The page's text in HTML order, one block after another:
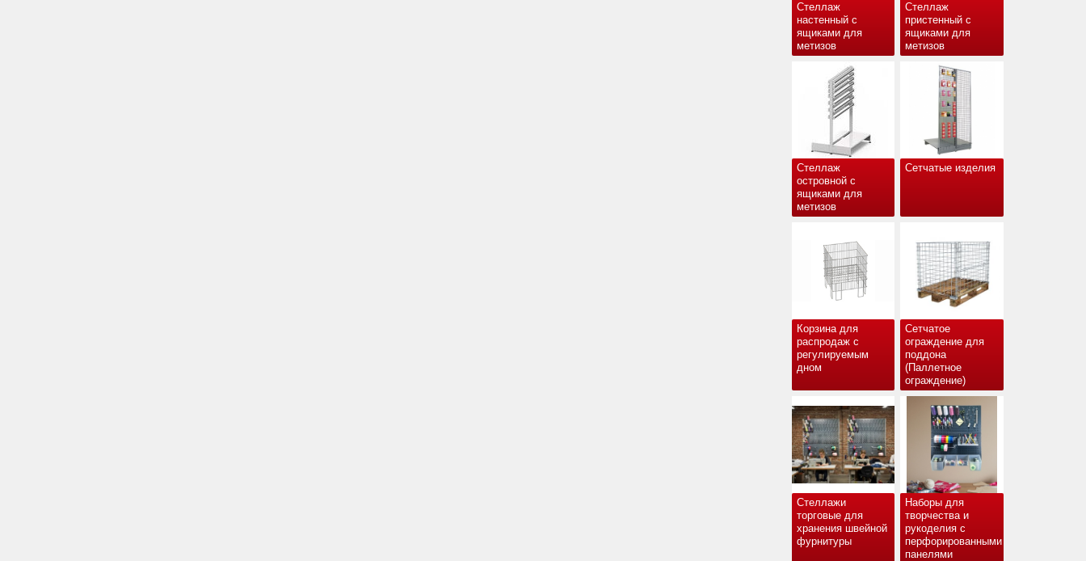
Стеллаж
настенный с
ящиками для
метизов
Стеллаж
пристенный с
ящиками для
метизов
Стеллаж
островной с
ящиками для
метизов
Сетчатые изделия
Корзина для
распродаж с
регулируемым
дном
Сетчатое
ограждение для
поддона
(Паллетное
ограждение)
Стеллажи
торговые для
хранения швейной
фурнитуры
Наборы для
творчества и
рукоделия с
перфорированными
панелями